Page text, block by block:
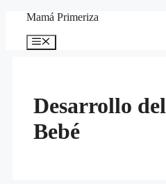
Saltar
contenido
Mamá Primeriza
Menú
Desarrollo del
Bebé